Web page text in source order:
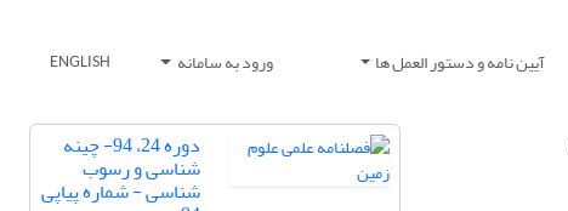
آیین نامه و دستور العمل ها ورود به سامانه ENGLISH
دوره 24، 94- چینه
شناسی و رسوب
شناسی - شماره پیاپی